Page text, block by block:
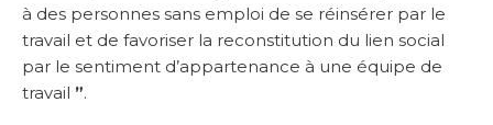
à des personnes sans emploi de se réinsérer par le
travail et de favoriser la reconstitution du lien social
par le sentiment d’appartenance à une équipe de
travail ”.